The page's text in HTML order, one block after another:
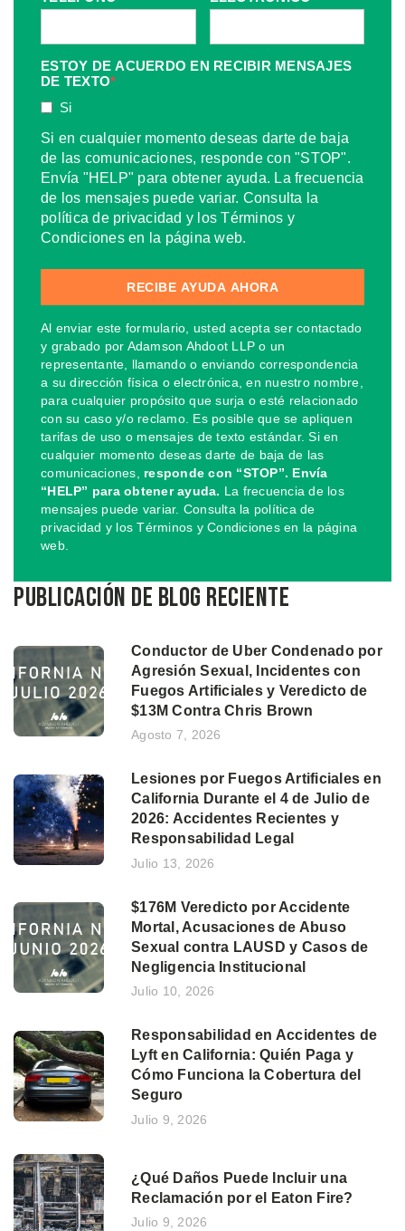
ESTOY DE ACUERDO EN RECIBIR MENSAJES
DE TEXTO*
Si
Si en cualquier momento deseas darte de baja
de las comunicaciones, responde con "STOP".
Envía "HELP" para obtener ayuda. La frecuencia
de los mensajes puede variar. Consulta la
política de privacidad y los Términos y
Condiciones en la página web.
Al enviar este formulario, usted acepta ser contactado
y grabado por Adamson Ahdoot LLP o un
representante, llamando o enviando correspondencia
a su dirección física o electrónica, en nuestro nombre,
para cualquier propósito que surja o esté relacionado
con su caso y/o reclamo. Es posible que se apliquen
tarifas de uso o mensajes de texto estándar. Si en
cualquier momento deseas darte de baja de las
comunicaciones, responde con “STOP”. Envía
“HELP” para obtener ayuda. La frecuencia de los
mensajes puede variar. Consulta la política de
privacidad y los Términos y Condiciones en la página
web.
Publicación de blog reciente
Conductor de Uber Condenado por
Agresión Sexual, Incidentes con
Fuegos Artificiales y Veredicto de
$13M Contra Chris Brown
Agosto 7, 2026
Lesiones por Fuegos Artificiales en
California Durante el 4 de Julio de
2026: Accidentes Recientes y
Responsabilidad Legal
Julio 13, 2026
$176M Veredicto por Accidente
Mortal, Acusaciones de Abuso
Sexual contra LAUSD y Casos de
Negligencia Institucional
Julio 10, 2026
Responsabilidad en Accidentes de
Lyft en California: Quién Paga y
Cómo Funciona la Cobertura del
Seguro
Julio 9, 2026
¿Qué Daños Puede Incluir una
Reclamación por el Eaton Fire?
Julio 9, 2026